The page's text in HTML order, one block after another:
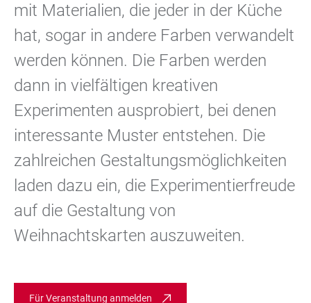
mit Materialien, die jeder in der Küche
hat, sogar in andere Farben verwandelt
werden können. Die Farben werden
dann in vielfältigen kreativen
Experimenten ausprobiert, bei denen
interessante Muster entstehen. Die
zahlreichen Gestaltungsmöglichkeiten
laden dazu ein, die Experimentierfreude
auf die Gestaltung von
Weihnachtskarten auszuweiten.
Für Veranstaltung anmelden